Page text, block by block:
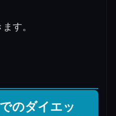
す。
のダイエッ